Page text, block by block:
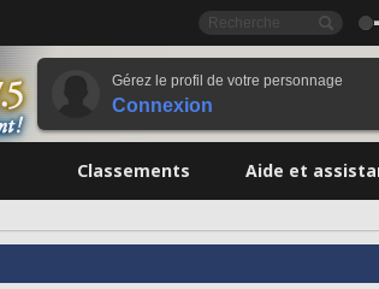
Gérez le profil de votre personnage
Connexion
Classements Aide et